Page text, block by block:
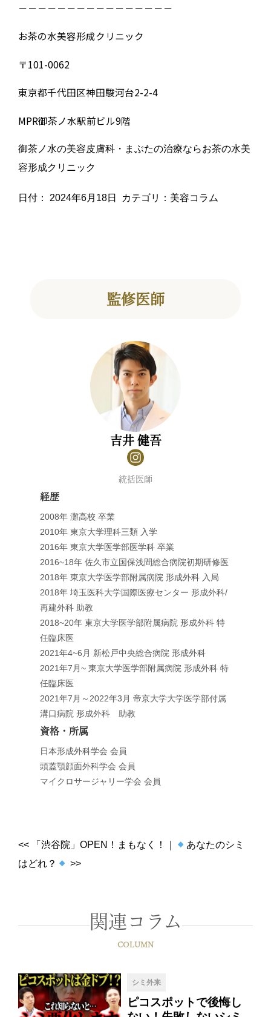
－－－－－－－－－－－－－－－－
お茶の水美容形成クリニック
〒101-0062
東京都千代田区神田駿河台2-2-4
MPR御茶ノ水駅前ビル9階
御茶ノ水の美容皮膚科・まぶたの治療ならお茶の水美
容形成クリニック
日付： 2024年6月18日 カテゴリ： 美容コラム
監修医師
吉井 健吾
統括医師
経歴
2008年 灘高校 卒業
2010年 東京大学理科三類 入学
2016年 東京大学医学部医学科 卒業
2016~18年 佐久市立国保浅間総合病院初期研修医
2018年 東京大学医学部附属病院 形成外科 入局
2018年 埼玉医科大学国際医療センター 形成外科/
再建外科 助教
2018~20年 東京大学医学部附属病院 形成外科 特
任臨床医
2021年4~6月 新松戸中央総合病院 形成外科
2021年7月~ 東京大学医学部附属病院 形成外科 特
任臨床医
2021年7月～2022年3月 帝京大学大学医学部付属
溝口病院 形成外科 助教
資格・所属
日本形成外科学会 会員
頭蓋顎顔面外科学会 会員
マイクロサージャリー学会 会員
<<「渋谷院」OPEN！まもなく！
あなたのシミ
はどれ？
>>
関連コラム
COLUMN
シミ外来
ピコスポットで後悔し